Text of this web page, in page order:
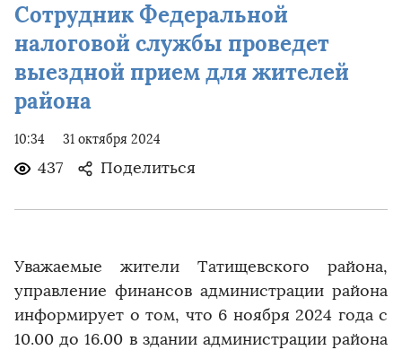
Сотрудник Федеральной
налоговой службы проведет
выездной прием для жителей
района
10:34 31 октября 2024
437 Поделиться
Уважаемые жители Татищевского района,
управление финансов администрации района
информирует о том, что 6 ноября 2024 года с
10.00 до 16.00 в здании администрации района